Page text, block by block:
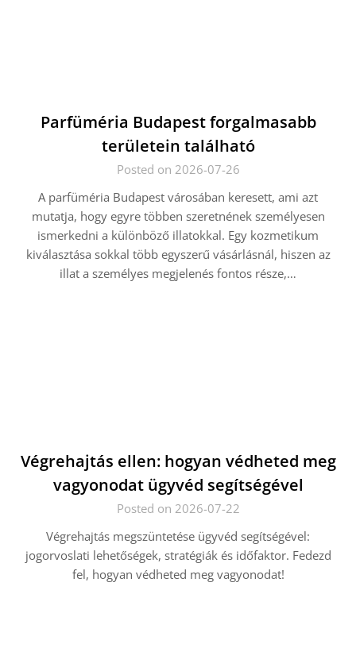
Parfüméria Budapest forgalmasabb
területein található
Posted on 2026-07-26
A parfüméria Budapest városában keresett, ami azt
mutatja, hogy egyre többen szeretnének személyesen
ismerkedni a különböző illatokkal. Egy kozmetikum
kiválasztása sokkal több egyszerű vásárlásnál, hiszen az
illat a személyes megjelenés fontos része,…
Végrehajtás ellen: hogyan védheted meg
vagyonodat ügyvéd segítségével
Posted on 2026-07-22
Végrehajtás megszüntetése ügyvéd segítségével:
jogorvoslati lehetőségek, stratégiák és időfaktor. Fedezd
fel, hogyan védheted meg vagyonodat!